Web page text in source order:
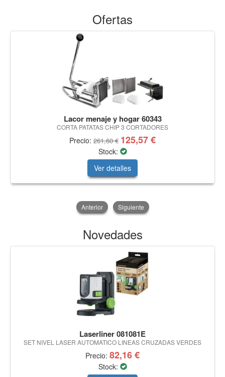
Ofertas
Lacor menaje y hogar 60343
CORTA PATATAS CHIP 3 CORTADORES
Precio: 261,60 € 125,57 €
Stock:
Ver detalles
Anterior Siguiente
Novedades
Laserliner 081081E
SET NIVEL LASER AUTOMATICO LINEAS CRUZADAS VERDES
Precio: 82,16 €
Stock: